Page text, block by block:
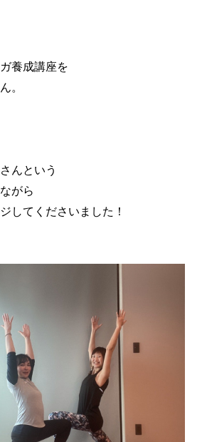
養成講座を
。
んという
がら
してくださいました！